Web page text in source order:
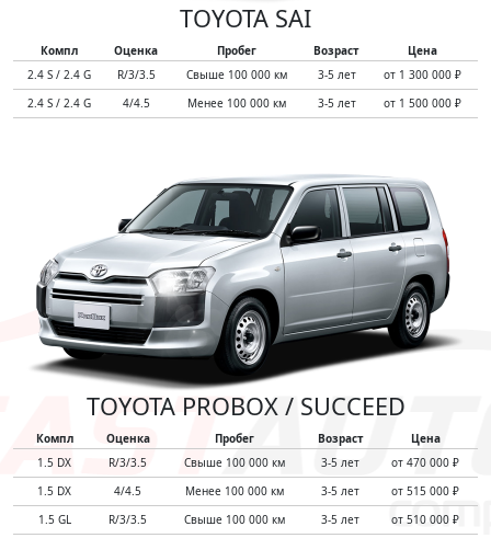
TOYOTA SAI
Компл Оценка Пробег Возраст
Цена
2.4 S / 2.4 G
R/3/3.5 Свыше 100 000 км 3-5 лет
от 1 300 000 ₽
2.4 S / 2.4 G
4/4.5 Менее 100 000 км 3-5 лет от 1 500 000 ₽
TOYOTA PROBOX / SUCCEED
Компл Оценка Пробег Возраст
Цена
1.5 DX
R/3/3.5 Свыше 100 000 км 3-5 лет
от 470 000 ₽
1.5 DX
4/4.5 Менее 100 000 км 3-5 лет
от 515 000 ₽
1.5 GL
R/3/3.5 Свыше 100 000 км 3-5 лет
от 510 000 ₽